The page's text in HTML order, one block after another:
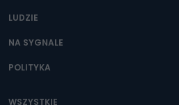
LUDZIE
NA SYGNALE
POLITYKA
WSZYSTKIE